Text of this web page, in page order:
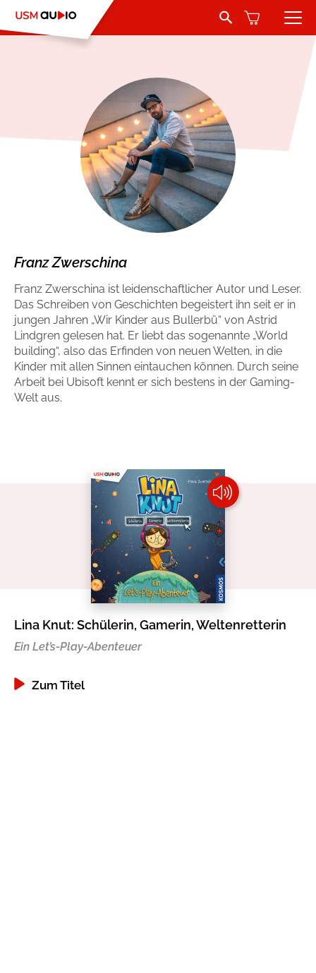
Search Button
Man sieht sich
Zum Titel
Belletristik
Jugend und Young Adult
Romance by heartroom
Krimi und Thriller
Abenteuer & Wissen
Ratgeber und Sachbuch
Reihen
Sprecher
Gib dem Monster keine Schokolade
Indigo Wild - Folge 1
Über USM Audio
Kontakt
Jobs
Handel
Presse
Franz Zwerschina
Franz Zwerschina ist leidenschaftlicher Autor und Leser.
Das Schreiben von Geschichten begeistert ihn seit er in
jungen Jahren „Wir Kinder aus Bullerbü“ von Astrid
Lindgren gelesen hat. Er liebt das sogenannte „World
building“, also das Erfinden von neuen Welten, in die
Kinder mit allen Sinnen eintauchen können. Durch seine
Arbeit bei Ubisoft kennt er sich bestens in der Gaming-
Welt aus.
Lina Knut: Schülerin, Gamerin, Weltenretterin
Ein Let’s-Play-Abenteuer
Zum Titel